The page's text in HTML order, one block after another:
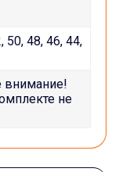
50, 48, 46, 44,
внимание!
не